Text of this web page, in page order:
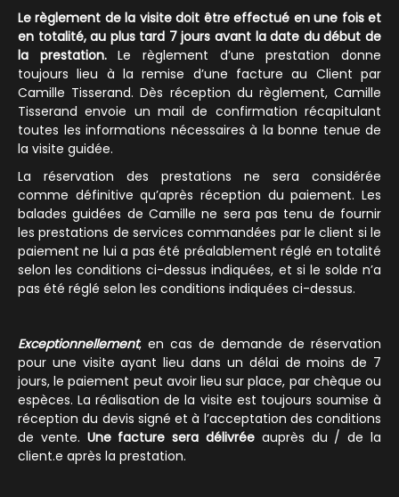
Le règlement de la visite doit être effectué en une fois et
en totalité, au plus tard 7 jours avant la date du début de
la prestation.Le règlement d’une prestation donne
toujours lieu à la remise d’une facture au Client par
Camille Tisserand. Dès réception du règlement, Camille
Tisserand envoie un mail de confirmation récapitulant
toutes les informations nécessaires à la bonne tenue de
la visite guidée.
La réservation des prestations ne sera considérée
comme définitive qu’après réception du paiement. Les
balades guidées de Camille ne sera pas tenu de fournir
les prestations de services commandées par le client si le
paiement ne lui a pas été préalablement réglé en totalité
selon les conditions ci-dessus indiquées, et si le solde n’a
pas été réglé selon les conditions indiquées ci-dessus.
Exceptionnellement, en cas de demande de réservation
pour une visite ayant lieu dans un délai de moins de 7
jours, le paiement peut avoir lieu sur place, par chèque ou
espèces. La réalisation de la visite est toujours soumise à
réception du devis signé et à l’acceptation des conditions
de vente. Une facture sera délivrée auprès du / de la
client.e après la prestation.